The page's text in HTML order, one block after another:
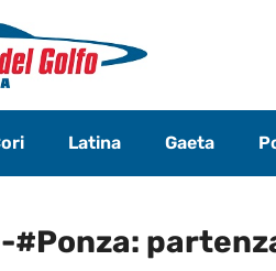
Latina Gaeta
#Ponza: